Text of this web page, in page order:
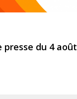
presse du 4 août